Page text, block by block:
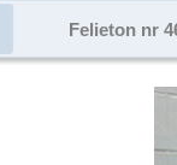
Felieton nr